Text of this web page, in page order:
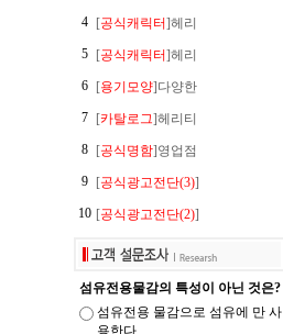
4
[공식캐릭터]헤리
5
[공식캐릭터]헤리
6
[용기모양]다양한
7
[카탈로그]헤리티
8
[공식명함]영업점
9
[공식광고전단(3)]
10 [공식광고전단(2)]
섬유전용물감의 특성이 아닌 것은?
섬유전용 물감으로 섬유에 만 사
용한다.